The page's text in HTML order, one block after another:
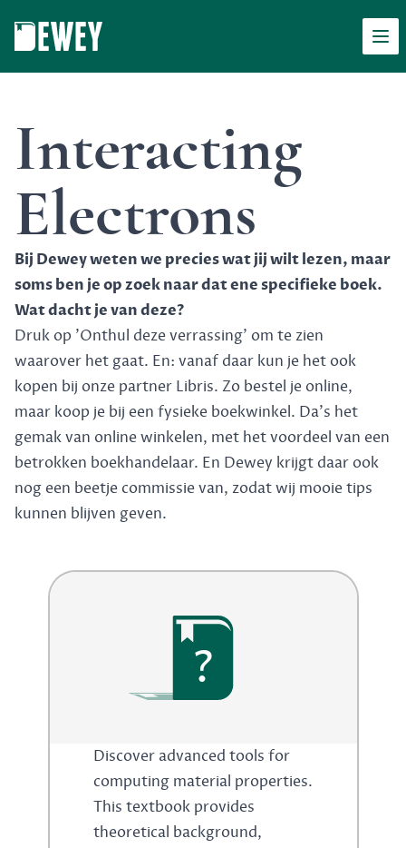
Interacting
Electrons
Bij Dewey weten we precies wat jij wilt lezen, maar
soms ben je op zoek naar dat ene specifieke boek.
Wat dacht je van deze?
Druk op 'Onthul deze verrassing' om te zien
waarover het gaat. En: vanaf daar kun je het ook
kopen bij onze partner Libris. Zo bestel je online,
maar koop je bij een fysieke boekwinkel. Da's het
gemak van online winkelen, met het voordeel van een
betrokken boekhandelaar. En Dewey krijgt daar ook
nog een beetje commissie van, zodat wij mooie tips
kunnen blijven geven.
?
Discover advanced tools for
computing material properties.
This textbook provides
theoretical background,